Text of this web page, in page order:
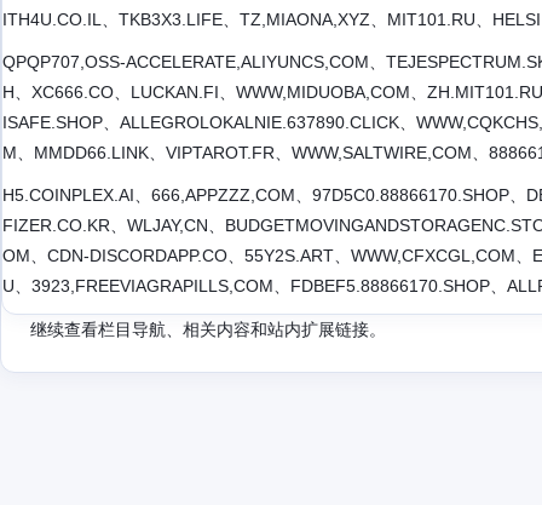
ITH4U.CO.IL、TKB3X3.LIFE、TZ,MIAONA,XYZ、MIT101.RU、
QPQP707,OSS-ACCELERATE,ALIYUNCS,COM、
H、XC666.CO、LUCKAN.FI、WWW,MIDUOBA,COM、
ISAFE.SHOP、ALLEGROLOKALNIE.637890.CLICK、
M、MMDD66.LINK、VIPTAROT.FR、WWW,SALTWIRE,COM、
H5.COINPLEX.AI、666,APPZZZ,COM、97D5C0.88866170.SHOP、
FIZER.CO.KR、WLJAY,CN、
OM、CDN-DISCORDAPP.CO、55Y2S.ART、WWW,CFXCGL,COM
U、3923,FREEVIAGRAPILLS,COM、FDBEF5.88866170.SHOP、
继续查看栏目导航、相关内容和站内扩展链接。